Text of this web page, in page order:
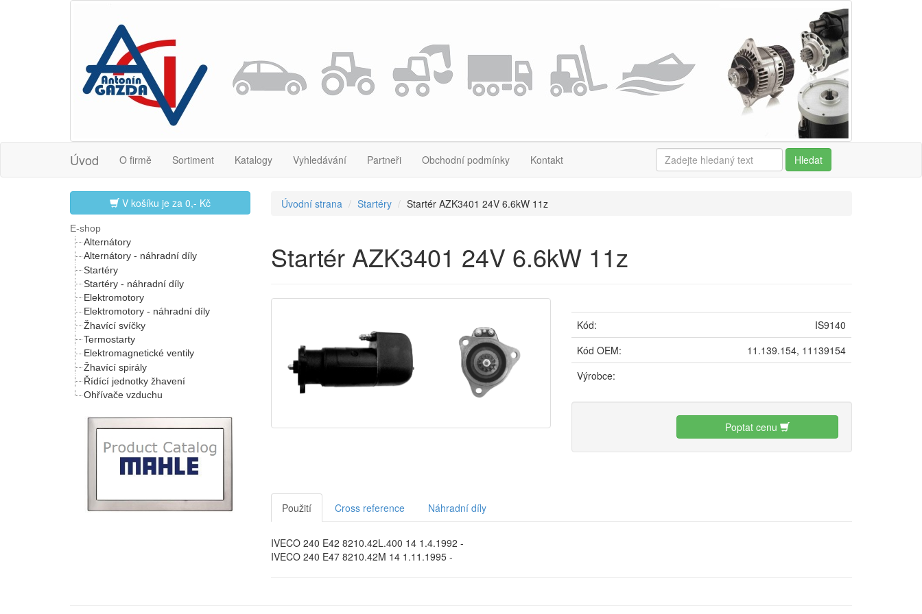
Úvod O firmě Sortiment Katalogy Vyhledávání Partneři Obchodní podmínky Kontakt Hledat
V košíku je za 0,- Kč
E-shop
Alternátory
Alternátory - náhradní díly
Startéry
Startéry - náhradní díly
Elektromotory
Elektromotory - náhradní díly
Žhavící svíčky
Termostarty
Elektromagnetické ventily
Žhavící spirály
Řídící jednotky žhavení
Ohřívače vzduchu
Úvodní strana Startéry Startér AZK3401 24V 6.6kW 11z
Startér AZK3401 24V 6.6kW 11z
Kód:
IS9140
Kód OEM:
11.139.154, 11139154
Výrobce:
Poptat cenu
Použití Cross reference Náhradní díly
IVECO 240 E42 8210.42L.400 14 1.4.1992 -
IVECO 240 E47 8210.42M 14 1.11.1995 -